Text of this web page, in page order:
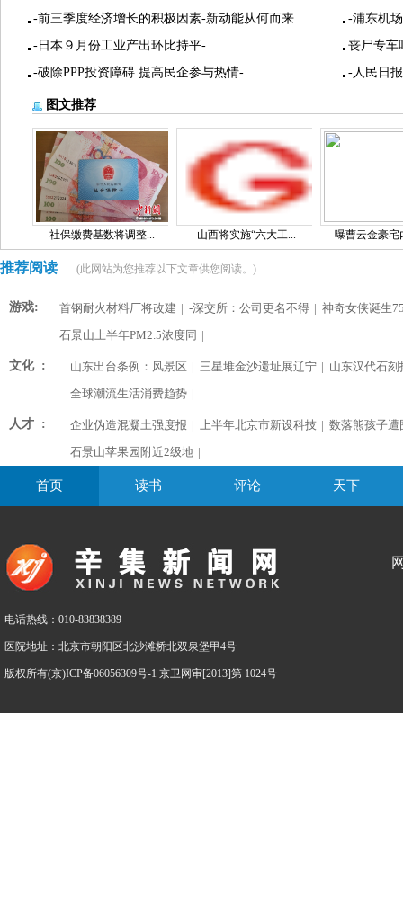
-前三季度经济增长的积极因素-新动能从何而来
-日本９月份工业产出环比持平-
-破除PPP投资障碍 提高民企参与热情-
-浦东机
丧尸专车
-人民日
图文推荐
-社保缴费基数将调整... -山西将实施“六大工... 曝曹云金豪宅
推荐阅读 (此网站为您推荐以下文章供您阅读。)
游戏: 首钢耐火材料厂将改建 | -深交所：公司更名不得 | 神奇女侠诞生
石景山上半年PM2.5浓度同 |
文化 : 山东出台条例：风景区 | 三星堆金沙遗址展辽宁 | 山东汉代石刻
全球潮流生活消费趋势 |
人才 : 企业伪造混凝土强度报 | 上半年北京市新设科技 | 数落熊孩子遭
石景山苹果园附近2级地 |
首页 读书 评论 天下
电话热线：010-83838389
医院地址：北京市朝阳区北沙滩桥北双泉堡甲4号
版权所有(京)ICP备06056309号-1 京卫网审[2013]第 1024号